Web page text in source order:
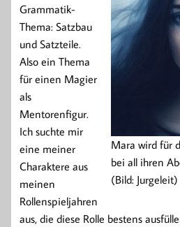
Mara wird für
bei all ihren
(Bild: Jurgeleit)
Grammatik-
Thema: Satzbau
und Satzteile.
Also ein Thema
für einen Magier
als
Mentorenfigur.
Ich suchte mir
eine meiner
Charaktere aus
meinen
Rollenspieljahren
aus, die diese Rolle bestens